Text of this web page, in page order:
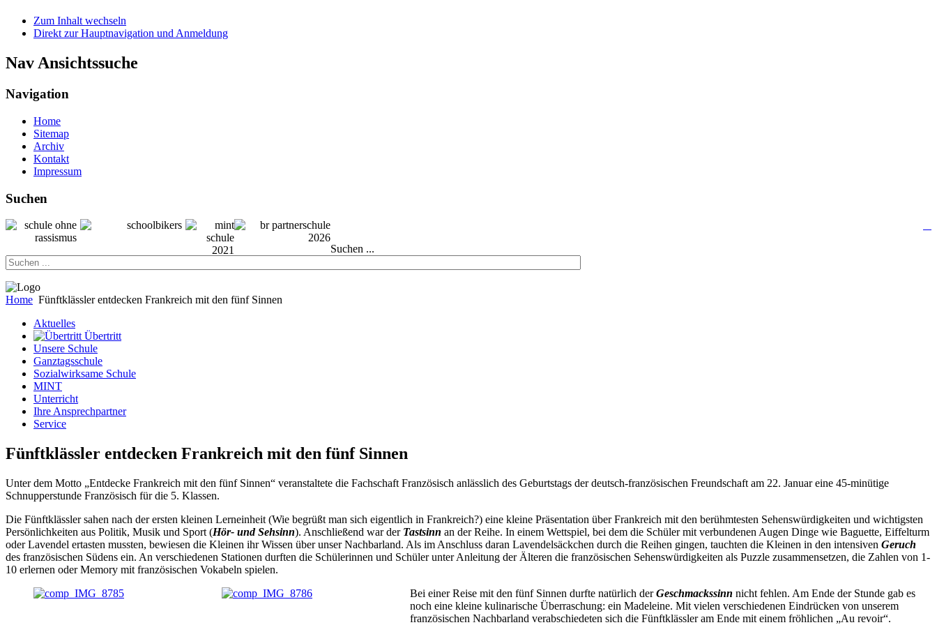
Zum Inhalt wechseln
Direkt zur Hauptnavigation und Anmeldung
Nav Ansichtssuche
Navigation
Home
Sitemap
Archiv
Kontakt
Impressum
Suchen
Suchen ...
Home Fünftklässler entdecken Frankreich mit den fünf Sinnen
Aktuelles
Übertritt
Unsere Schule
Ganztagsschule
Sozialwirksame Schule
MINT
Unterricht
Ihre Ansprechpartner
Service
Fünftklässler entdecken Frankreich mit den fünf Sinnen
Unter dem Motto „Entdecke Frankreich mit den fünf Sinnen“ veranstaltete die Fachschaft Französisch anlässlich des Geburtstags der deutsch-französischen Freundschaft am 22. Januar eine 45-minütige
Schnupperstunde Französisch für die 5. Klassen.
Die Fünftklässler sahen nach der ersten kleinen Lerneinheit (Wie begrüßt man sich eigentlich in Frankreich?) eine kleine Präsentation über Frankreich mit den berühmtesten Sehenswürdigkeiten und wichtigsten
Persönlichkeiten aus Politik, Musik und Sport (Hör- und Sehsinn). Anschließend war der Tastsinn an der Reihe. In einem Wettspiel, bei dem die Schüler mit verbundenen Augen Dinge wie Baguette, Eiffelturm
oder Lavendel ertasten mussten, bewiesen die Kleinen ihr Wissen über unser Nachbarland. Als im Anschluss daran Lavendelsäckchen durch die Reihen gingen, tauchten die Kleinen in den intensiven Geruch
des französischen Südens ein. An verschiedenen Stationen durften die Schülerinnen und Schüler unter Anleitung der Älteren die französischen Sehenswürdigkeiten als Puzzle zusammensetzen, die Zahlen von 1-
10 erlernen oder Memory mit französischen Vokabeln spielen.
Bei einer Reise mit den fünf Sinnen durfte natürlich derGeschmackssinn nicht fehlen. Am Ende der Stunde gab es
noch eine kleine kulinarische Überraschung: ein Madeleine. Mit vielen verschiedenen Eindrücken von unserem
französischen Nachbarland verabschiedeten sich die Fünftklässler am Ende mit einem fröhlichen „Au revoir“.